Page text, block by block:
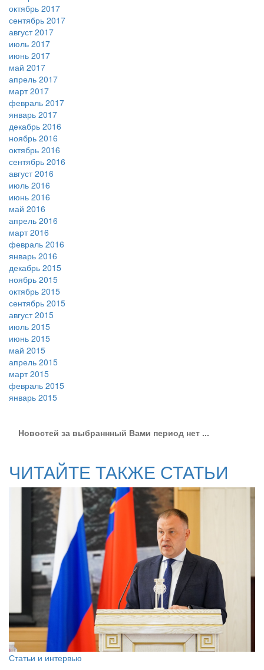
октябрь 2017
сентябрь 2017
август 2017
июль 2017
июнь 2017
май 2017
апрель 2017
март 2017
февраль 2017
январь 2017
декабрь 2016
ноябрь 2016
октябрь 2016
сентябрь 2016
август 2016
июль 2016
июнь 2016
май 2016
апрель 2016
март 2016
февраль 2016
январь 2016
декабрь 2015
ноябрь 2015
октябрь 2015
сентябрь 2015
август 2015
июль 2015
июнь 2015
май 2015
апрель 2015
март 2015
февраль 2015
январь 2015
Новостей за выбраннный Вами период нет ...
ЧИТАЙТЕ ТАКЖЕ СТАТЬИ
Статьи и интервью